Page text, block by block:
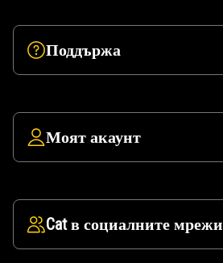
Поддържа
Моят акаунт
Cat в социалните мрежи